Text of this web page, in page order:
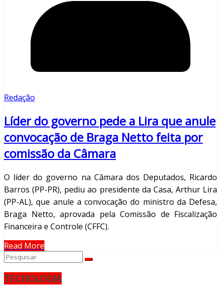
Redação
Líder do governo pede a Lira que anule
convocação de Braga Netto feita por
comissão da Câmara
O líder do governo na Câmara dos Deputados, Ricardo
Barros (PP-PR), pediu ao presidente da Casa, Arthur Lira
(PP-AL), que anule a convocação do ministro da Defesa,
Braga Netto, aprovada pela Comissão de Fiscalização
Financeira e Controle (CFFC).
Read More
TECNOLOGIA